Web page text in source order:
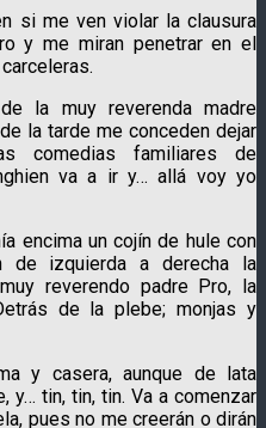
si me ven violar la clausura
y me miran penetrar en el
la muy reverenda madre
la tarde me conceden dejar
comedias familiares de
va a ir y… allá voy yo
encima un cojín de hule con
de izquierda a derecha la
reverendo padre Pro, la
de la plebe; monjas y
y casera, aunque de lata
y… tin, tin, tin. Va a comenzar
pues no me creerán o dirán